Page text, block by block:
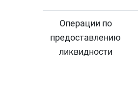
Операции по
предоставлению
ликвидности